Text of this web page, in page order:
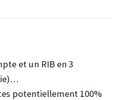
et un RIB en 3
potentiellement 100%